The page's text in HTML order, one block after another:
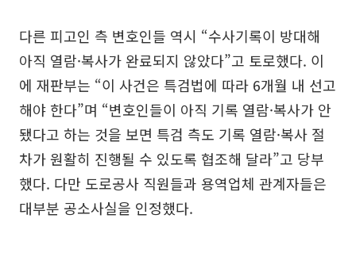
다른 피고인 측 변호인들 역시 “수사기록이 방대해
아직 열람·복사가 완료되지 않았다”고 토로했다. 이
에 재판부는 “이 사건은 특검법에 따라 6개월 내 선고
해야 한다”며 “변호인들이 아직 기록 열람·복사가 안
됐다고 하는 것을 보면 특검 측도 기록 열람·복사 절
차가 원활히 진행될 수 있도록 협조해 달라”고 당부
했다. 다만 도로공사 직원들과 용역업체 관계자들은
대부분 공소사실을 인정했다.